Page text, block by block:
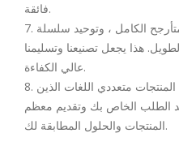
فائقة.
7. نحن نفخر بأنفسنا في مصنعنا المتأرجح الكامل ، وتوحيد سلسلة
هذا يجعل تصنيعنا وتسليمنا
عالي الكفاءة.
8. لدينا فريق من مستشاري المنتجات متعددي اللغات الذين
الطلب الخاص بك وتقديم معظم
المنتجات والحلول المطابقة لك.